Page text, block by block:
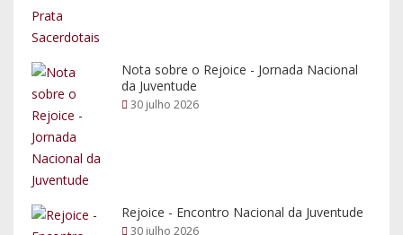
Nota sobre o Rejoice - Jornada Nacional
da Juventude
30 julho 2026
Rejoice - Encontro Nacional da Juventude
30 julho 2026